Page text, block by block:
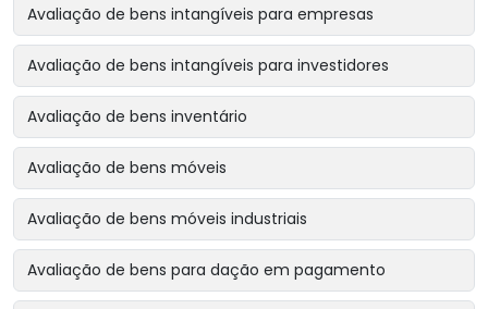
Avaliação de bens intangíveis para empresas
Avaliação de bens intangíveis para investidores
Avaliação de bens inventário
Avaliação de bens móveis
Avaliação de bens móveis industriais
Avaliação de bens para dação em pagamento